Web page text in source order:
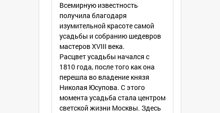
Всемирную известность
получила благодаря
изумительной красоте самой
усадьбы и собранию шедевров
мастеров XVIII века.
Расцвет усадьбы начался с
1810 года, после того как она
перешла во владение князя
Николая Юсупова. С этого
момента усадьба стала центром
светской жизни Москвы. Здесь